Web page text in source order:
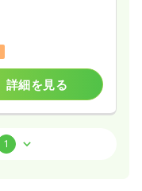
詳細を見る
1